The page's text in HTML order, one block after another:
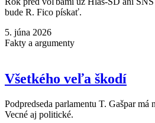
bude R. Fico pískať.
5. júna 2026
Fakty a argumenty
Všetkého veľa škodí
Podpredseda parlamentu T. Gašpar má
Vecné aj politické.